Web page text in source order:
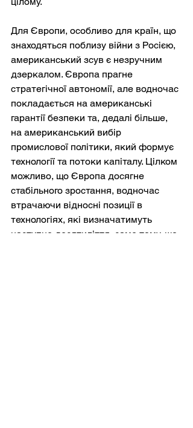
Для Європи, особливо для країн, що
знаходяться поблизу війни з Росією,
американський зсув є незручним
дзеркалом. Європа прагне
стратегічної автономії, але водночас
покладається на американські
гарантії безпеки та, дедалі більше,
на американський вибір
промислової політики, який формує
технології та потоки капіталу. Цілком
можливо, що Європа досягне
стабільного зростання, водночас
втрачаючи відносні позиції в
технологіях, які визначатимуть
наступне десятиліття, саме тому, що